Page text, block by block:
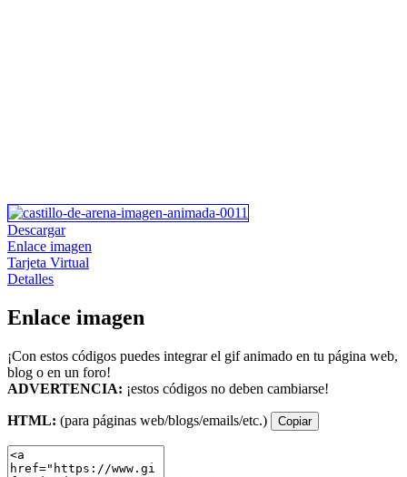
Descargar
Enlace imagen
Tarjeta Virtual
Detalles
Enlace imagen
¡Con estos códigos puedes integrar el gif animado en tu página web,
blog o en un foro!
ADVERTENCIA: ¡estos códigos no deben cambiarse!
HTML: (para páginas web/blogs/emails/etc.) Copiar